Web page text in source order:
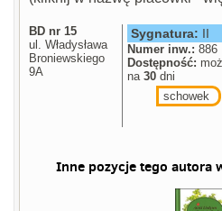
BD nr 15
ul. Władysława
Broniewskiego
9A
Sygnatura: II
Numer inw.: 886
Dostępność:
na30 dni
schowek
Inne pozycje tego autora